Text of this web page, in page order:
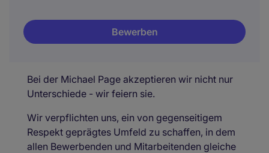
Bewerben
Bei der Michael Page akzeptieren wir nicht nur
Unterschiede - wir feiern sie.
Wir verpflichten uns, ein von gegenseitigem
Respekt geprägtes Umfeld zu schaffen, in dem
allen Bewerbenden und Mitarbeitenden gleiche